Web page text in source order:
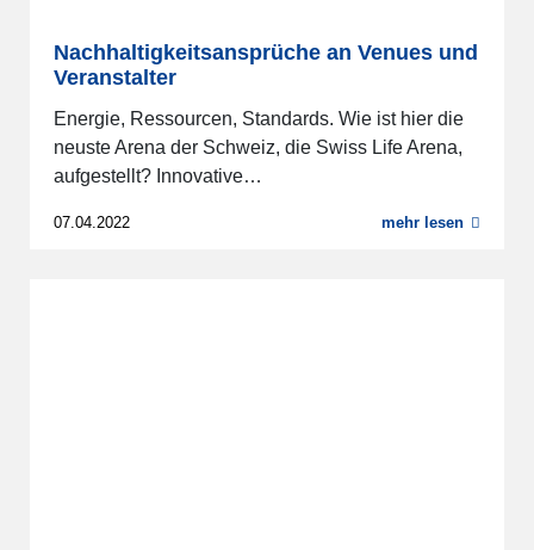
Nachhaltigkeitsansprüche an Venues und
Veranstalter
Energie, Ressourcen, Standards. Wie ist hier die
neuste Arena der Schweiz, die Swiss Life Arena,
aufgestellt? Innovative…
07.04.2022 mehr lesen